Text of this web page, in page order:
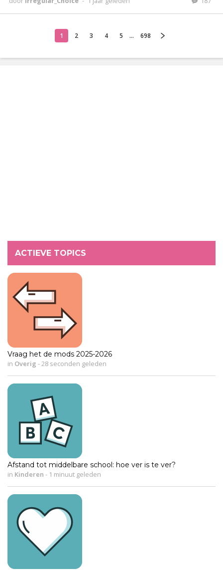
1 2 3 4 5 ... 698
ACTIEVE TOPICS
Vraag het de mods 2025-2026
in Overig - 28 seconden geleden
Afstand tot middelbare school: hoe ver is te ver?
in Kinderen - 1 minuut geleden